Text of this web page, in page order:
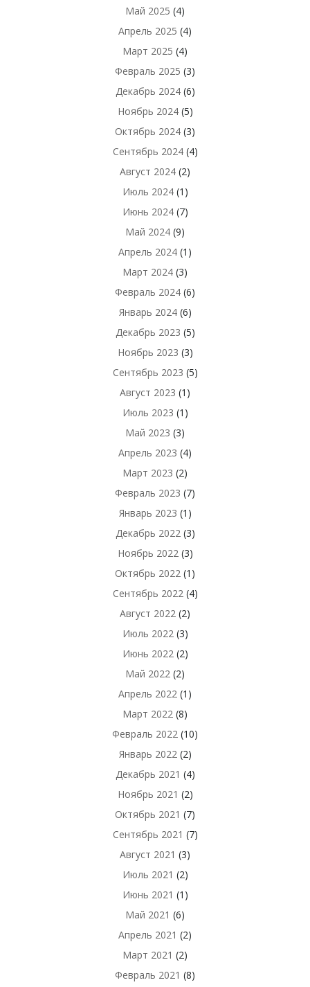
Май 2025 (4)
Апрель 2025 (4)
Март 2025 (4)
Февраль 2025 (3)
Декабрь 2024(6)
Ноябрь 2024(5)
Октябрь 2024 (3)
Сентябрь 2024(4)
Август 2024 (2)
Июль 2024(1)
Июнь 2024(7)
Май 2024 (9)
Апрель 2024 (1)
Март 2024 (3)
Февраль 2024 (6)
Январь 2024(6)
Декабрь 2023 (5)
Ноябрь 2023 (3)
Сентябрь 2023 (5)
Август 2023 (1)
Июль 2023 (1)
Май 2023 (3)
Апрель 2023 (4)
Март 2023 (2)
Февраль 2023 (7)
Январь 2023 (1)
Декабрь 2022(3)
Ноябрь 2022(3)
Октябрь 2022 (1)
Сентябрь 2022(4)
Август 2022 (2)
Июль 2022(3)
Июнь 2022(2)
Май 2022 (2)
Апрель 2022 (1)
Март 2022 (8)
Февраль 2022 (10)
Январь 2022(2)
Декабрь 2021 (4)
Ноябрь 2021 (2)
Октябрь 2021 (7)
Сентябрь 2021 (7)
Август 2021 (3)
Июль 2021 (2)
Июнь 2021 (1)
Май 2021 (6)
Апрель 2021 (2)
Март 2021 (2)
Февраль 2021 (8)